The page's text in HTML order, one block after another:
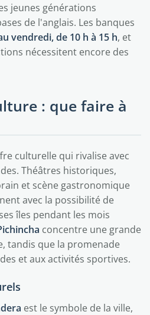
jeunes générations
de l'anglais. Les banques
vendredi, de 10 h à 15 h, et
nécessitent encore des
: que faire à
culturelle qui rivalise avec
Théâtres historiques,
et scène gastronomique
avec la possibilité de
îles pendant les mois
concentre une grande
tandis que la promenade
et aux activités sportives.
est le symbole de la ville,